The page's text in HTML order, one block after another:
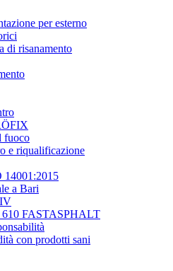
per esterno
di risanamento
fuoco
e riqualificazione
14001:2015
a Bari
FASTASPHALT
con prodotti sani